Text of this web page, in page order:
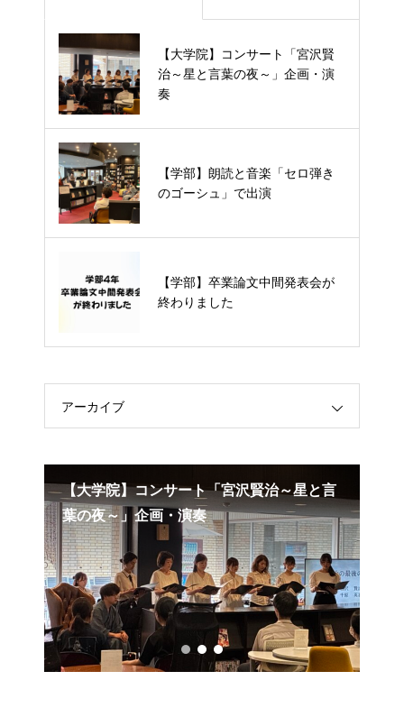
【大学院】コンサート「宮沢賢
治～星と言葉の夜～」企画・演
奏
【学部】朗読と音楽「セロ弾き
のゴーシュ」で出演
【学部】卒業論文中間発表会が
終わりました
【大学院】コンサート「宮沢賢治
～星と言葉の夜～」企画・演奏
【学部】朗読と音楽「セロ弾きの
ゴーシュ」で出演
【学部】卒業論文中間発表会が終
わりました
アーカイブ
】コンサート「宮沢賢治～星と言
」企画・演奏
【学部】朗読と音
ュ」で出演